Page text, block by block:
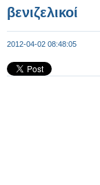
βενιζελικοί
2012-04-02 08:48:05